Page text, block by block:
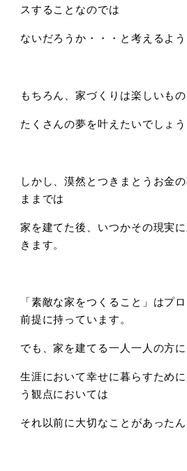
スすることなのでは
ないだろうか・・・と考えるよう
もちろん、家づくりは楽しいもの
たくさんの夢を叶えたいでしょう
しかし、漠然とつきまとうお金
ままでは
家を建てた後、いつかその現実
きます。
「素敵な家をつくること」はプ
前提に持っています。
でも、家を建てる一人一人の方
生涯において幸せに暮らすため
う観点においては
それ以前に大切なことがあったん